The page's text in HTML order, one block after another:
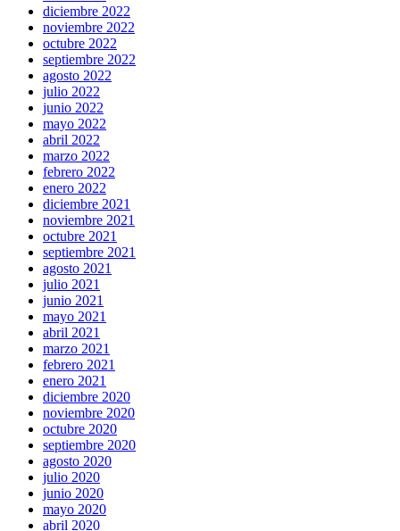
diciembre 2022
noviembre 2022
octubre 2022
septiembre 2022
agosto 2022
julio 2022
junio 2022
mayo 2022
abril 2022
marzo 2022
febrero 2022
enero 2022
diciembre 2021
noviembre 2021
octubre 2021
septiembre 2021
agosto 2021
julio 2021
junio 2021
mayo 2021
abril 2021
marzo 2021
febrero 2021
enero 2021
diciembre 2020
noviembre 2020
octubre 2020
septiembre 2020
agosto 2020
julio 2020
junio 2020
mayo 2020
abril 2020